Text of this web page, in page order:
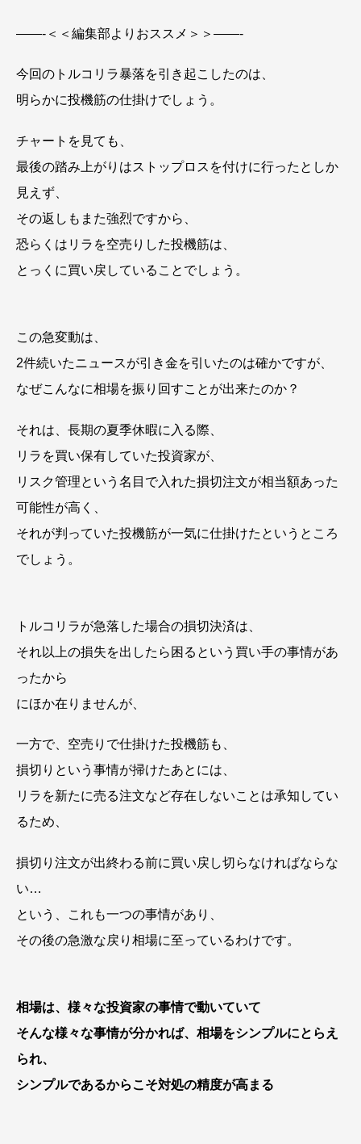
——-＜＜編集部よりおススメ＞＞——-
今回のトルコリラ暴落を引き起こしたのは、
明らかに投機筋の仕掛けでしょう。
チャートを見ても、
最後の踏み上がりはストップロスを付けに行ったとしか
見えず、
その返しもまた強烈ですから、
恐らくはリラを空売りした投機筋は、
とっくに買い戻していることでしょう。
この急変動は、
2件続いたニュースが引き金を引いたのは確かですが、
なぜこんなに相場を振り回すことが出来たのか？
それは、長期の夏季休暇に入る際、
リラを買い保有していた投資家が、
リスク管理という名目で入れた損切注文が相当額あった
可能性が高く、
それが判っていた投機筋が一気に仕掛けたというところ
でしょう。
トルコリラが急落した場合の損切決済は、
それ以上の損失を出したら困るという買い手の事情があ
ったから
にほか在りませんが、
一方で、空売りで仕掛けた投機筋も、
損切りという事情が掃けたあとには、
リラを新たに売る注文など存在しないことは承知してい
るため、
損切り注文が出終わる前に買い戻し切らなければならな
い…
という、これも一つの事情があり、
その後の急激な戻り相場に至っているわけです。
相場は、様々な投資家の事情で動いていて
そんな様々な事情が分かれば、相場をシンプルにとらえ
られ、
シンプルであるからこそ対処の精度が高まる